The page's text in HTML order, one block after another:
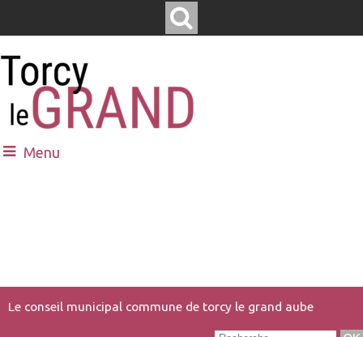
Menu
Le conseil municipal commune de torcy le grand aube